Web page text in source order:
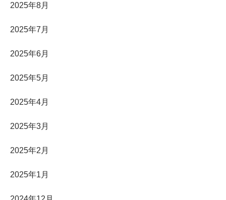
2025年8月
2025年7月
2025年6月
2025年5月
2025年4月
2025年3月
2025年2月
2025年1月